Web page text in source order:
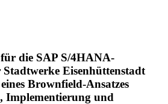
die SAP S/4HANA-
Eisenhüttenstadt
Brownfield-Ansatzes
Implementierung und